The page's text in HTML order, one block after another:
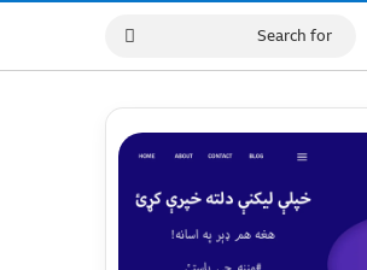
Switch skin
for